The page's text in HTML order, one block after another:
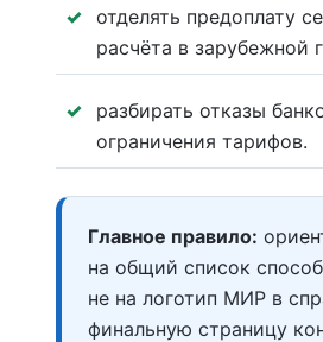
отделять предоплату
расчёта в зарубежной
разбирать отказы
ограничения тарифов.
Главное правило:
на общий список
не на логотип МИР в
финальную страницу